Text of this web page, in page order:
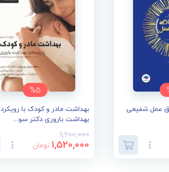
عمل شفیعی
%5
بهداشت مادر و کودک با رویکرد
بهداشت باروری دکتر سو...
1,600,000
1,520,000 تومان